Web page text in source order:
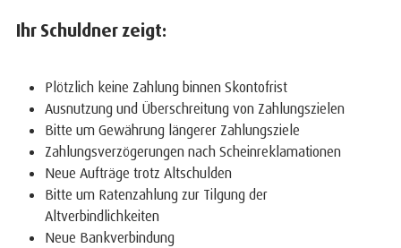
Ihr Schuldner zeigt:
Plötzlich keine Zahlung binnen Skontofrist
Ausnutzung und Überschreitung von Zahlungszielen
Bitte um Gewährung längerer Zahlungsziele
Zahlungsverzögerungen nach Scheinreklamationen
Neue Aufträge trotz Altschulden
Bitte um Ratenzahlung zur Tilgung der
Altverbindlichkeiten
Neue Bankverbindung